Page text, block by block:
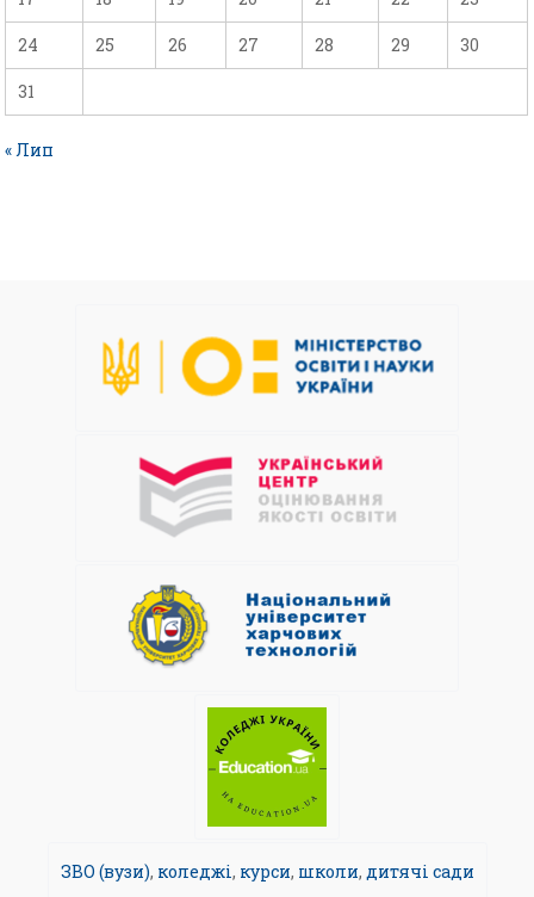
24 25 26 27 28 29 30
31
« Лип
ЗВО (вузи), коледжі, курси, школи, дитячі сади